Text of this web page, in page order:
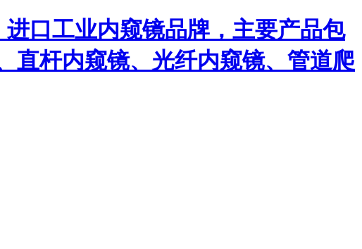
口工业内窥镜品牌，主要产品包
直杆内窥镜、光纤内窥镜、管道爬